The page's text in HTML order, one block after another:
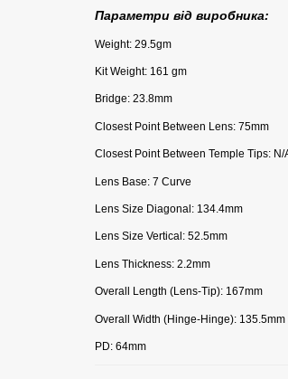
Параметри від виробника:
Weight: 29.5gm
Kit Weight: 161 gm
Bridge: 23.8mm
Closest Point Between Lens: 75mm
Closest Point Between Temple Tips: N/
Lens Base: 7 Curve
Lens Size Diagonal: 134.4mm
Lens Size Vertical: 52.5mm
Lens Thickness: 2.2mm
Overall Length (Lens-Tip): 167mm
Overall Width (Hinge-Hinge): 135.5mm
PD: 64mm